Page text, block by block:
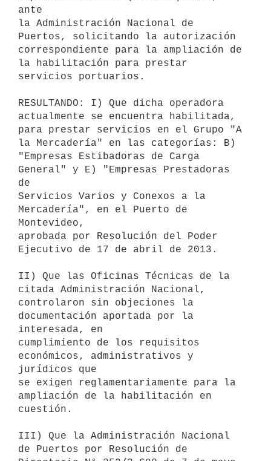
ante
la Administración Nacional de
Puertos, solicitando la autorización
correspondiente para la ampliación de
la habilitación para prestar
servicios portuarios.
RESULTANDO: I) Que dicha operadora
actualmente se encuentra habilitada,
para prestar servicios en el Grupo "A
la Mercadería" en las categorías: B)
"Empresas Estibadoras de Carga
General" y E) "Empresas Prestadoras
de
Servicios Varios y Conexos a la
Mercadería", en el Puerto de
Montevideo,
aprobada por Resolución del Poder
Ejecutivo de 17 de abril de 2013.
II) Que las Oficinas Técnicas de la
citada Administración Nacional,
controlaron sin objeciones la
documentación aportada por la
interesada, en
cumplimiento de los requisitos
económicos, administrativos y
jurídicos que
se exigen reglamentariamente para la
ampliación de la habilitación en
cuestión.
III) Que la Administración Nacional
de Puertos por Resolución de